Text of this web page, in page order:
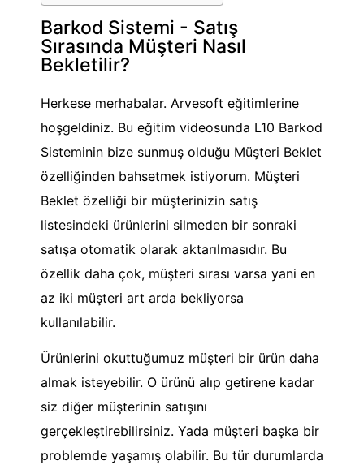
Barkod Sistemi - Satış
Sırasında Müşteri Nasıl
Bekletilir?
Herkese merhabalar. Arvesoft eğitimlerine
hoşgeldiniz. Bu eğitim videosunda L10 Barkod
Sisteminin bize sunmuş olduğu Müşteri Beklet
özelliğinden bahsetmek istiyorum. Müşteri
Beklet özelliği bir müşterinizin satış
listesindeki ürünlerini silmeden bir sonraki
satışa otomatik olarak aktarılmasıdır. Bu
özellik daha çok, müşteri sırası varsa yani en
az iki müşteri art arda bekliyorsa
kullanılabilir.
Ürünlerini okuttuğumuz müşteri bir ürün daha
almak isteyebilir. O ürünü alıp getirene kadar
siz diğer müşterinin satışını
gerçekleştirebilirsiniz. Yada müşteri başka bir
problemde yaşamış olabilir. Bu tür durumlarda